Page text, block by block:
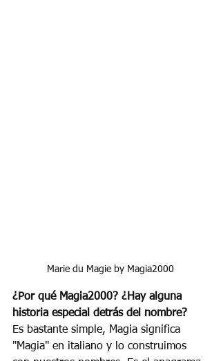
Marie du Magie by Magia2000
¿Por qué Magia2000? ¿Hay alguna
historia especial detrás del nombre?
Es bastante simple, Magia significa
"Magia" en italiano y lo construimos